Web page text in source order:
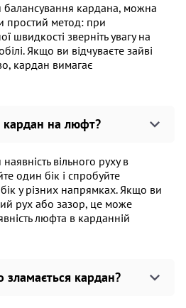
кардана, можна
простий метод: при
швидкості зверніть увагу на
Якщо ви відчуваєте зайві
кардан вимагає
кардан на люфт?
вільного руху в
один бік і спробуйте
у різних напрямках. Якщо ви
рух або зазор, це може
люфта в карданній
кардан?